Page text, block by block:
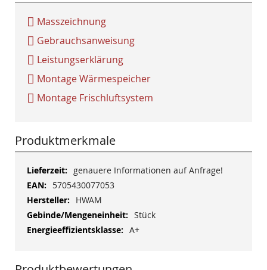
Masszeichnung
Gebrauchsanweisung
Leistungserklärung
Montage Wärmespeicher
Montage Frischluftsystem
Produktmerkmale
Mehr
Informationen
genauere Informationen auf Anfrage!
5705430077053
HWAM
Stück
A+